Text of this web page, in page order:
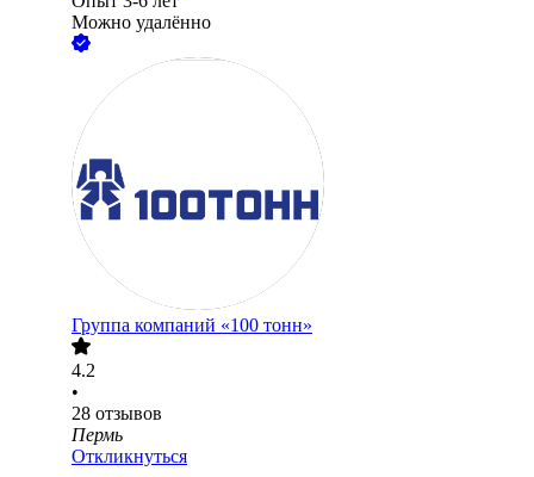
Можно удалённо
Группа компаний «100 тонн»
4.2
•
28 отзывов
Пермь
Откликнуться